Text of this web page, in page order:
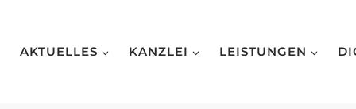
AKTUELLES KANZLEI LEISTUNGEN